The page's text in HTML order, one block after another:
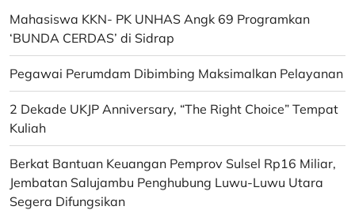
Mahasiswa KKN- PK UNHAS Angk 69 Programkan
‘BUNDA CERDAS’ di Sidrap
Pegawai Perumdam Dibimbing Maksimalkan Pelayanan
2 Dekade UKJP Anniversary, “The Right Choice” Tempat
Kuliah
Berkat Bantuan Keuangan Pemprov Sulsel Rp16 Miliar,
Jembatan Salujambu Penghubung Luwu-Luwu Utara
Segera Difungsikan